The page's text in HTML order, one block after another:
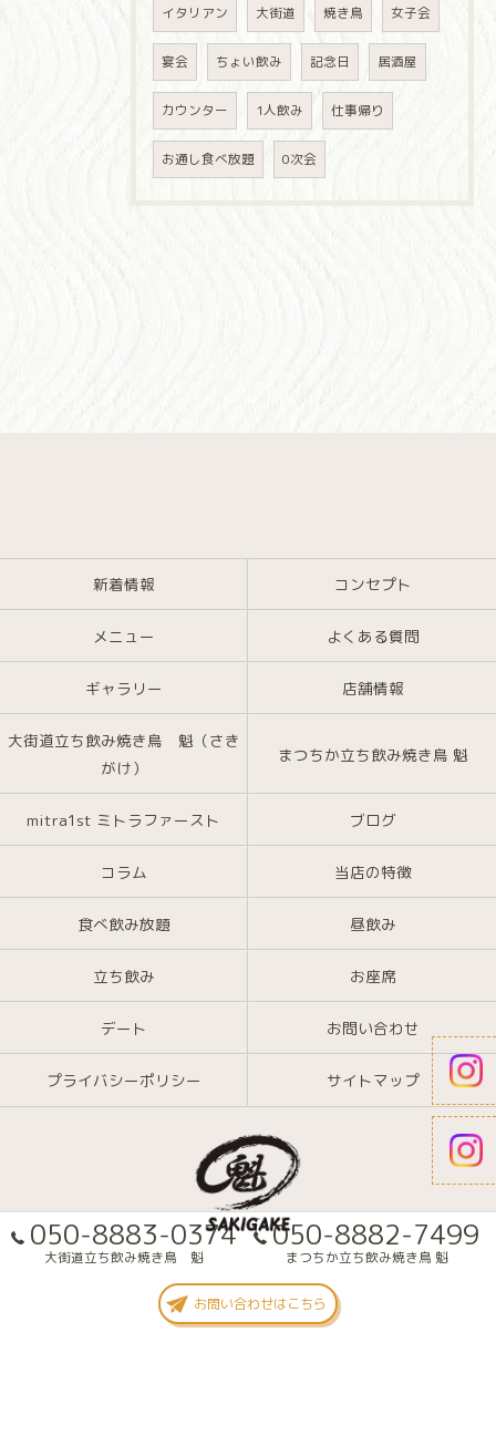
イタリアン 大街道 焼き鳥 女子会
宴会 ちょい飲み 記念日 居酒屋
カウンター 1人飲み 仕事帰り
お通し食べ放題 0次会
050-8883-0374
大街道立ち飲み焼き鳥 魁
050-8882-7499
まつちか立ち飲み焼き鳥 魁
お問い合わせはこちら
新着情報 コンセプト
メニュー よくある質問
ギャラリー 店舗情報
大街道立ち飲み焼き鳥 魁（さき
がけ）
まつちか立ち飲み焼き鳥 魁
mitra1st ミトラファースト ブログ
コラム 当店の特徴
食べ飲み放題 昼飲み
立ち飲み お座席
デート お問い合わせ
プライバシーポリシー サイトマップ
© 2026 愛媛県大街道の焼き鳥なら大街道立ち飲み焼き鳥 魁(さきがけ) ALL
RIGHTS RESERVED.